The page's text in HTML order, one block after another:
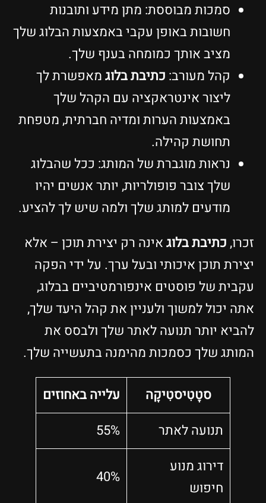
סמכות מבוססת: מתן מידע ותובנות
חשובות באופן עקבי באמצעות הבלוג שלך
מציב אותך כמומחה בענף שלך.
קהל מעורב: כתיבת בלוגמאפשרת לך
ליצור אינטראקציה עם הקהל שלך
באמצעות הערות ומדיה חברתית, מטפחת
תחושת קהילה.
נראות מוגברת של המותג: ככל שהבלוג
שלך צובר פופולריות, יותר אנשים יהיו
מודעים למותג שלך ולמה שיש לך להציע.
זכרו,כתיבת בלוגאינה רק יצירת תוכן – אלא
יצירת תוכן איכותי ובעל ערך. על ידי הפקה
עקבית של פוסטים אינפורמטיביים בבלוג,
אתה יכול למשוך ולעניין את קהל היעד שלך,
להביא יותר תנועה לאתר שלך ולבסס את
המותג שלך כסמכות מהימנה בתעשייה שלך.
סטָטִיסטִיקָה
עלייה באחוזים
תנועה לאתר
55%
דירוג מנוע
חיפוש
40%